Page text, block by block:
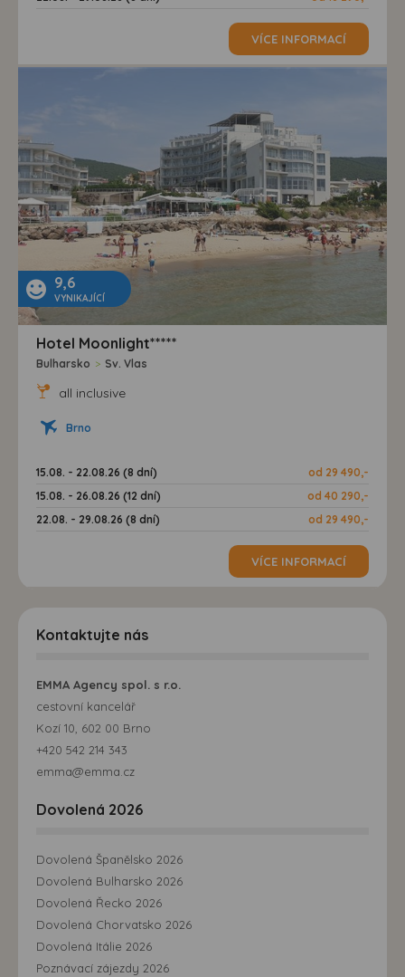
VÍCE INFORMACÍ
9,6
VYNIKAJÍCÍ
Hotel Moonlight*****
Bulharsko > Sv. Vlas
all inclusive
Brno
15.08. - 22.08.26 (8 dní)
od 29 490,-
15.08. - 26.08.26 (12 dní)
od 40 290,-
22.08. - 29.08.26 (8 dní)
od 29 490,-
VÍCE INFORMACÍ
Kontaktujte nás
EMMA Agency spol. s r.o.
cestovní kancelář
Kozí 10, 602 00 Brno
+420 542 214 343
emma@emma.cz
Dovolená 2026
Dovolená Španělsko 2026
Dovolená Bulharsko 2026
Dovolená Řecko 2026
Dovolená Chorvatsko 2026
Dovolená Itálie 2026
Poznávací zájezdy 2026